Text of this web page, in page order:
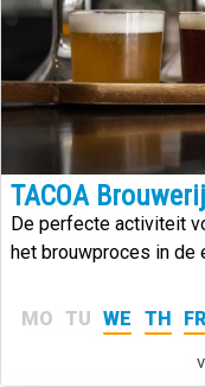
TACOA Brouwerij
De perfecte activiteit
het brouwproces in de
MO TU WE TH FR